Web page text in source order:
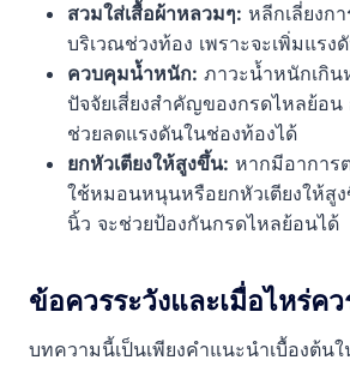
สวมใส่เสื้อผ้าหลวมๆ: หลีกเลี่ยงก
บริเวณช่วงท้อง เพราะจะเพิ่มแรง
ควบคุมน้ำหนัก: ภาวะน้ำหนักเกิน
ปัจจัยเสี่ยงสำคัญของกรดไหลย้อ
ช่วยลดแรงดันในช่องท้องได้
ยกหัวเตียงให้สูงขึ้น: หากมีอาการ
ใช้หมอนหนุนหรือยกหัวเตียงให้สู
นิ้ว จะช่วยป้องกันกรดไหลย้อนได้
ข้อควรระวังและเมื่อไหร่ค
บทความนี้เป็นเพียงคำแนะนำเบื้องต้นใ